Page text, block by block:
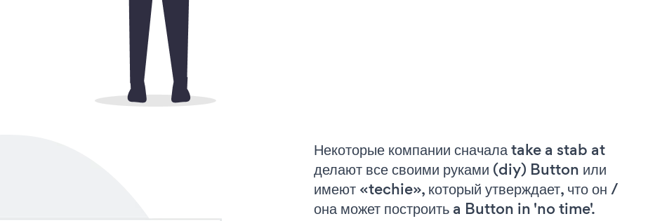
Некоторые компании сначала take a stab at
делают все своими руками (diy) Button или
имеют «techie», который утверждает, что он /
она может построить a Button in 'no time'.